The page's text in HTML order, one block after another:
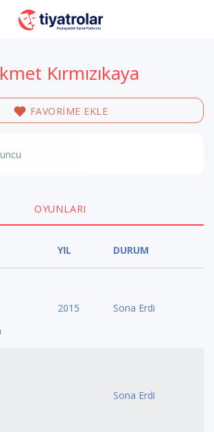
Kırmızıkaya
FAVORİME EKLE
OYUNLARI
YIL DURUM
2015 Sona Erdi
Sona Erdi